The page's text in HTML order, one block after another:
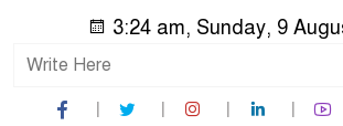
3:24 am, Sunday, 9